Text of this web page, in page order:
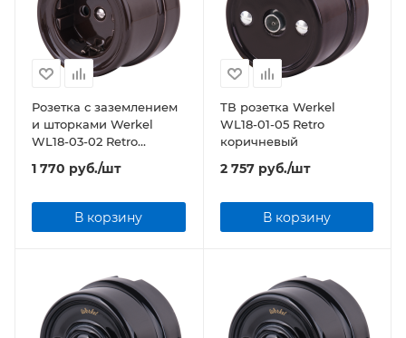
Розетка с заземлением
и шторками Werkel
WL18-03-02 Retro
коричневый
1 770 руб./шт
В корзину
ТВ розетка Werkel
WL18-01-05 Retro
коричневый
2 757руб./шт
В корзину